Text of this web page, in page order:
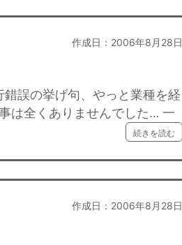
作成日：2006年8月28日
誤の挙げ句、やっと業種を経
は全くありませんでした… 一
続きを読む
作成日：2006年8月28日